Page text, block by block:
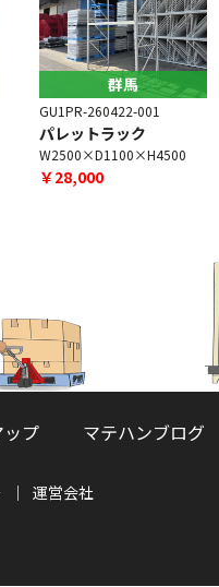
群馬
GU1PR-260422-001
パレットラック
W2500×D1100×H4500
￥28,000
プ マテハンブログ
運営会社